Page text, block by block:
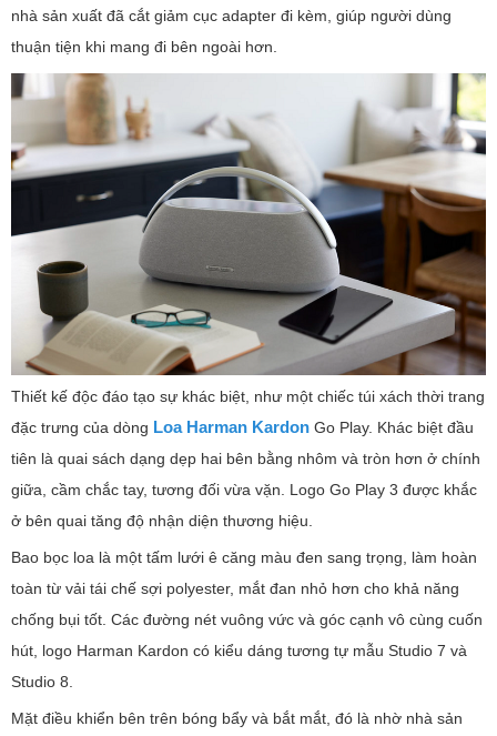
nhà sản xuất đã cắt giảm cục adapter đi kèm, giúp người dùng
thuận tiện khi mang đi bên ngoài hơn.
Thiết kế độc đáo tạo sự khác biệt, như một chiếc túi xách thời trang
đặc trưng của dòng Loa Harman Kardon Go Play. Khác biệt đầu
tiên là quai sách dạng dẹp hai bên bằng nhôm và tròn hơn ở chính
giữa, cầm chắc tay, tương đối vừa vặn. Logo Go Play 3 được khắc
ở bên quai tăng độ nhận diện thương hiệu.
Bao bọc loa là một tấm lưới ê căng màu đen sang trọng, làm hoàn
toàn từ vải tái chế sợi polyester, mắt đan nhỏ hơn cho khả năng
chống bụi tốt. Các đường nét vuông vức và góc cạnh vô cùng cuốn
hút, logo Harman Kardon có kiểu dáng tương tự mẫu Studio 7 và
Studio 8.
Mặt điều khiển bên trên bóng bẩy và bắt mắt, đó là nhờ nhà sản